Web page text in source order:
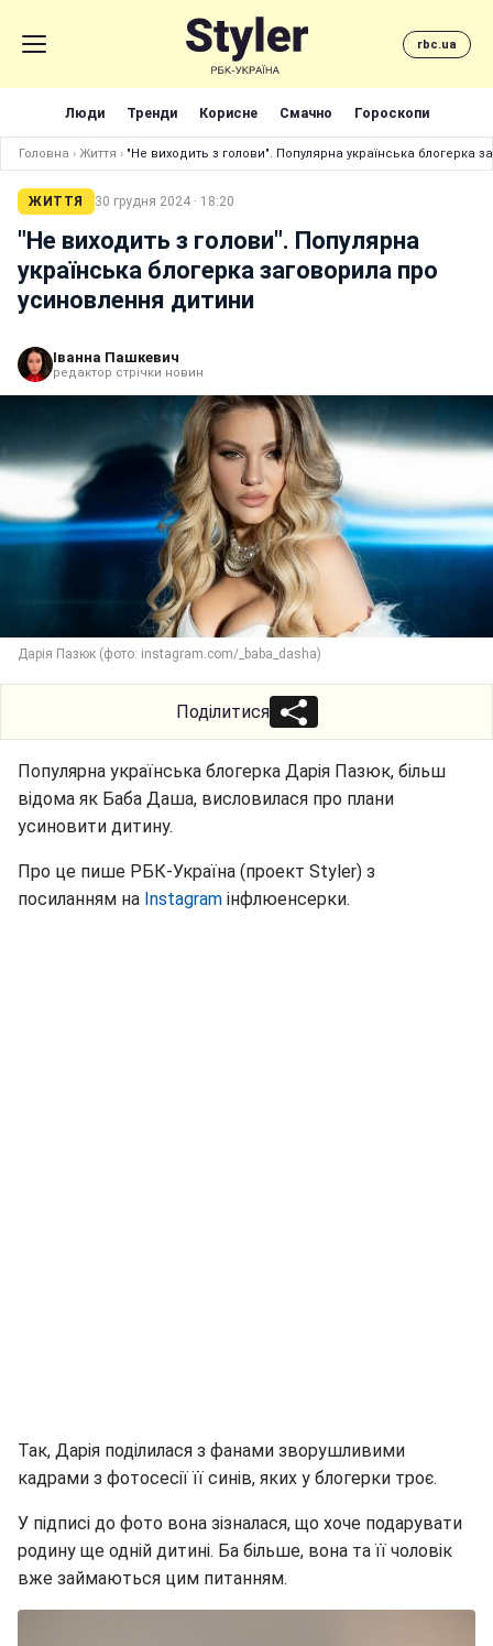
rbc.ua
Люди Тренди Корисне Смачно Гороскопи
Головна › Життя › "Не виходить з голови". Популярна українська блогерка
ЖИТТЯ 30 грудня 2024 · 18:20
"Не виходить з голови". Популярна
українська блогерка заговорила про
усиновлення дитини
Іванна Пашкевич
редактор стрічки новин
Дарія Пазюк (фото: instagram.com/_baba_dasha)
Поділитися
Популярна українська блогерка Дарія Пазюк, більш
відома як Баба Даша, висловилася про плани
усиновити дитину.
Про це пише РБК-Україна (проект Styler) з
посиланням на Instagram інфлюенсерки.
Так, Дарія поділилася з фанами зворушливими
кадрами з фотосесії її синів, яких у блогерки троє.
У підписі до фото вона зізналася, що хоче подарувати
родину ще одній дитині. Ба більше, вона та її чоловік
вже займаються цим питанням.